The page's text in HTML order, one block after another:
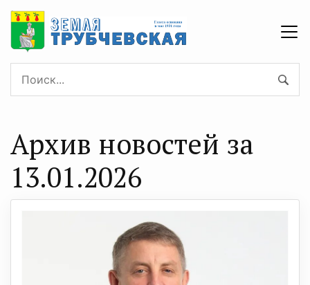
Архив новостей за
13.01.2026